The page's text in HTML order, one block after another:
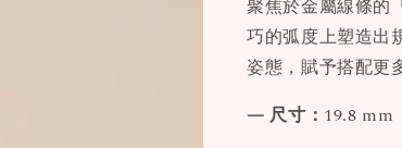
聚焦於金屬線條的
巧的弧度上塑造出
姿態，賦予搭配更
— 尺寸： 19.8 mm